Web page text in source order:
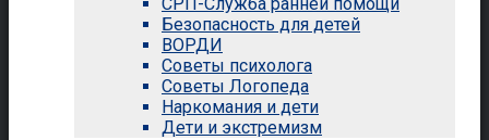
Безопасность для детей
ВОРДИ
Советы психолога
Советы Логопеда
Наркомания и дети
Дети и экстремизм